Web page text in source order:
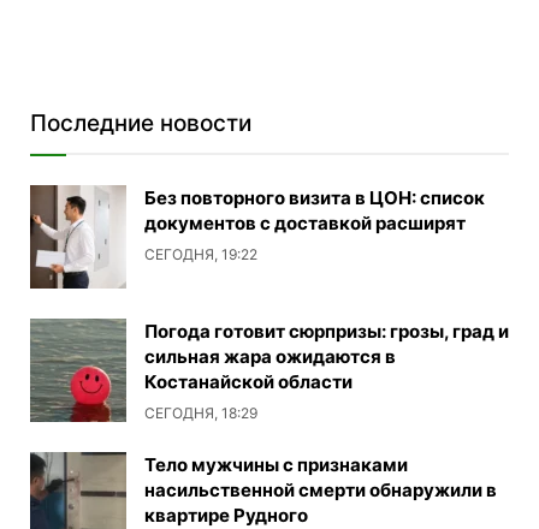
Последние новости
Без повторного визита в ЦОН: список
документов с доставкой расширят
СЕГОДНЯ, 19:22
Погода готовит сюрпризы: грозы, град и
сильная жара ожидаются в
Костанайской области
СЕГОДНЯ, 18:29
Тело мужчины с признаками
насильственной смерти обнаружили в
квартире Рудного